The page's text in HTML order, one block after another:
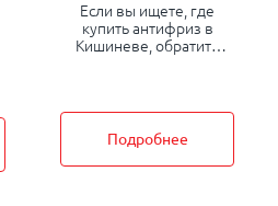
Если вы ищете, где
купить антифриз в
Кишиневе, обратите
уровня,
соответствующий
международным
стандартам..
Подробнее